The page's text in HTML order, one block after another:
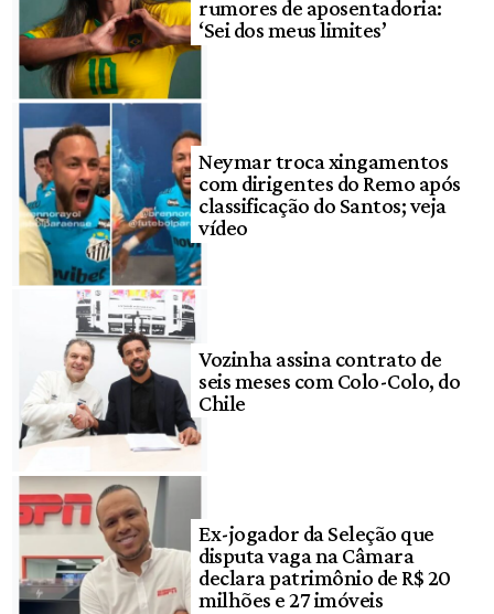
rumores de aposentadoria:
‘Sei dos meus limites’
Neymar troca xingamentos
com dirigentes do Remo após
classificação do Santos; veja
vídeo
Vozinha assina contrato de
seis meses com Colo-Colo, do
Chile
Ex-jogador da Seleção que
disputa vaga na Câmara
declara patrimônio de R$ 20
milhões e 27 imóveis